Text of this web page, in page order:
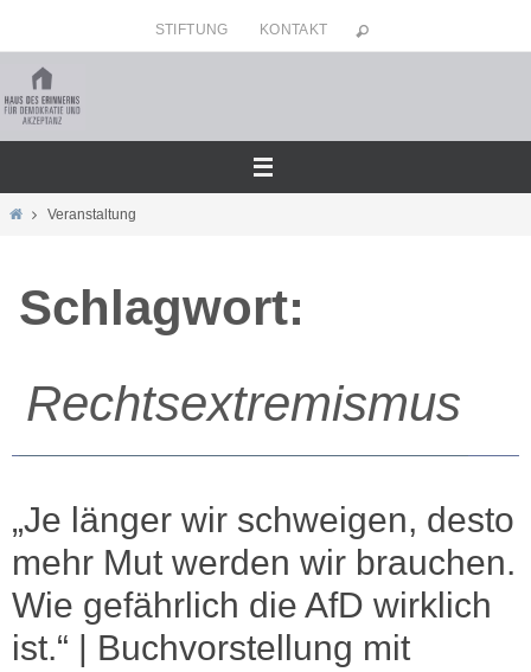
Inhalt
springen
STIFTUNG KONTAKT
HomeVeranstaltung
Schlagwort:
Rechtsextremismus
„Je länger wir schweigen, desto
mehr Mut werden wir brauchen.
Wie gefährlich die AfD wirklich
ist.“ | Buchvorstellung mit